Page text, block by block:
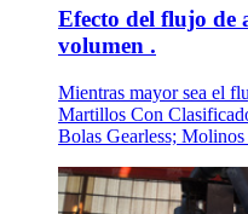
Efecto del flujo de
volumen .
Mientras mayor sea el
Martillos Con
Bolas Gearless;